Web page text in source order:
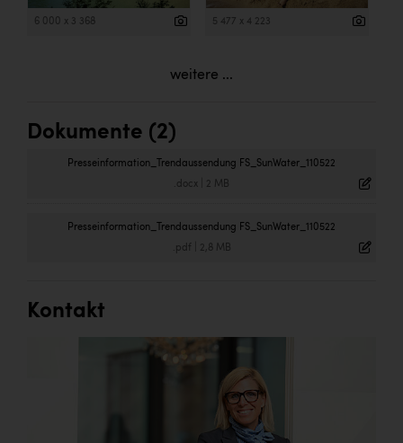
6 000 x 3 368 5 477 x 4 223
weitere ...
Dokumente (2)
Presseinformation_Trendaussendung FS_SunWater_110522
.docx 2 MB
Presseinformation_Trendaussendung FS_SunWater_110522
.pdf 2,8 MB
Kontakt